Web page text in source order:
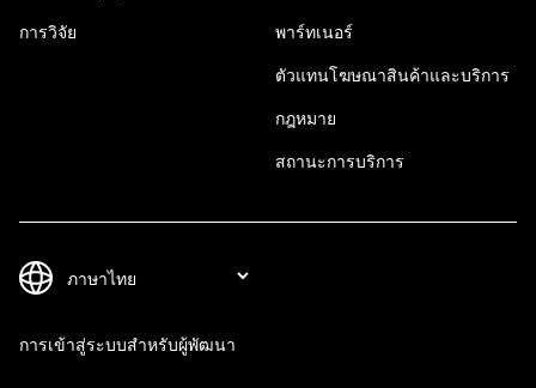
การวิจัย พาร์ทเนอร์
ตัวแทนโฆษณาสินค้าและบริการ
กฎหมาย
สถานะการบริการ
การเข้าสู่ระบบสำหรับผู้พัฒนา